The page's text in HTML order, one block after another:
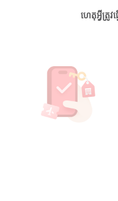
ហេតុអ្វីត្រូ